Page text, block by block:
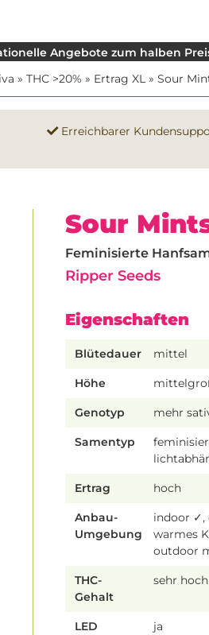
Angebote zum halben
» THC >20% » Ertrag XL » Sour
Erreichbarer
Sour
Feminisierte
Ripper Seeds
Eigenschaften
Blütedauer mittel
Höhe
Genotyp mehr
Samentyp
Ertrag hoch
Anbau-
Umgebung
indoor ✓,
warmes
outdoor
THC-
Gehalt
sehr hoch
LED ja